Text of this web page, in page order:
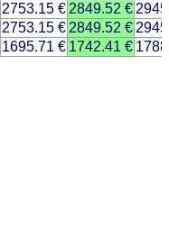
2753.15 € 2849.52 €
2753.15 € 2849.52 €
1695.71 € 1742.41 €